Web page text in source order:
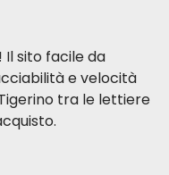
sito facile da
e velocità
tra le lettiere